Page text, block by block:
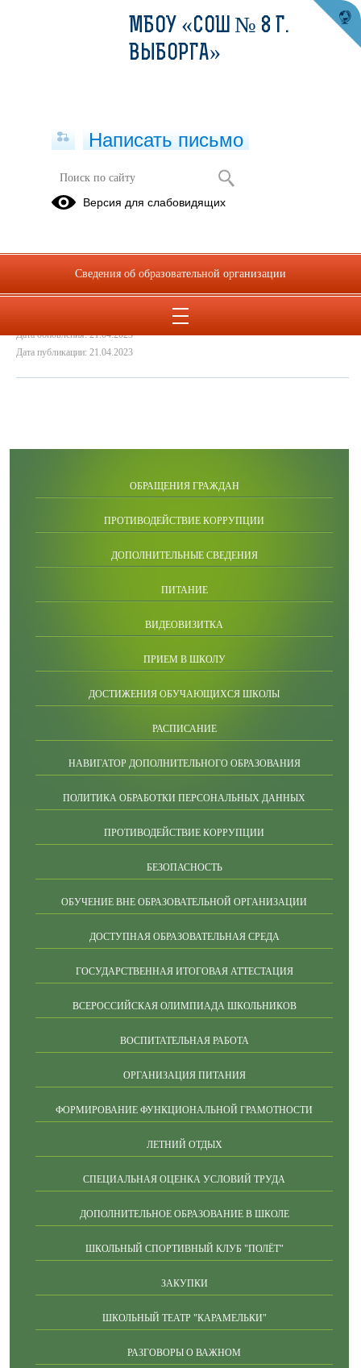
Положение о противодействии
коррупции
+Положение о против корруп.pdf (скачать) (посмотреть)
Дата обновления: 21.04.2023
Дата публикации: 21.04.2023
ОБРАЩЕНИЯ ГРАЖДАН
ПРОТИВОДЕЙСТВИЕ КОРРУПЦИИ
ДОПОЛНИТЕЛЬНЫЕ СВЕДЕНИЯ
ПИТАНИЕ
ВИДЕОВИЗИТКА
ПРИЕМ В ШКОЛУ
ДОСТИЖЕНИЯ ОБУЧАЮЩИХСЯ ШКОЛЫ
РАСПИСАНИЕ
НАВИГАТОР ДОПОЛНИТЕЛЬНОГО ОБРАЗОВАНИЯ
ПОЛИТИКА ОБРАБОТКИ ПЕРСОНАЛЬНЫХ ДАННЫХ
ПРОТИВОДЕЙСТВИЕ КОРРУПЦИИ
БЕЗОПАСНОСТЬ
ОБУЧЕНИЕ ВНЕ ОБРАЗОВАТЕЛЬНОЙ ОРГАНИЗАЦИИ
ДОСТУПНАЯ ОБРАЗОВАТЕЛЬНАЯ СРЕДА
ГОСУДАРСТВЕННАЯ ИТОГОВАЯ АТТЕСТАЦИЯ
ВСЕРОССИЙСКАЯ ОЛИМПИАДА ШКОЛЬНИКОВ
ВОСПИТАТЕЛЬНАЯ РАБОТА
ОРГАНИЗАЦИЯ ПИТАНИЯ
ФОРМИРОВАНИЕ ФУНКЦИОНАЛЬНОЙ ГРАМОТНОСТИ
ЛЕТНИЙ ОТДЫХ
СПЕЦИАЛЬНАЯ ОЦЕНКА УСЛОВИЙ ТРУДА
ДОПОЛНИТЕЛЬНОЕ ОБРАЗОВАНИЕ В ШКОЛЕ
ШКОЛЬНЫЙ СПОРТИВНЫЙ КЛУБ "ПОЛЁТ"
ЗАКУПКИ
ШКОЛЬНЫЙ ТЕАТР "КАРАМЕЛЬКИ"
РАЗГОВОРЫ О ВАЖНОМ
МБОУ «СОШ № 8 Г.
ВЫБОРГА»
Написать письмо
Версия для слабовидящих
Сведения об образовательной организации